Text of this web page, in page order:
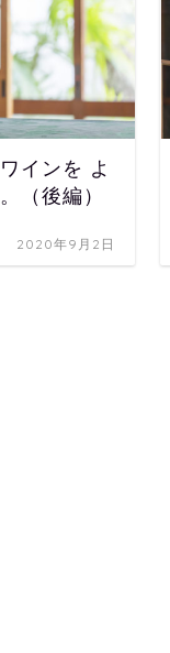
インを よ
（後編）
2020年9月2日